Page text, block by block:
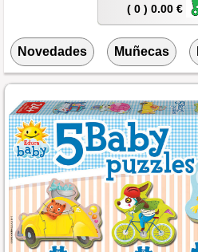
( 0 ) 0.00 €
Novedades Muñecas